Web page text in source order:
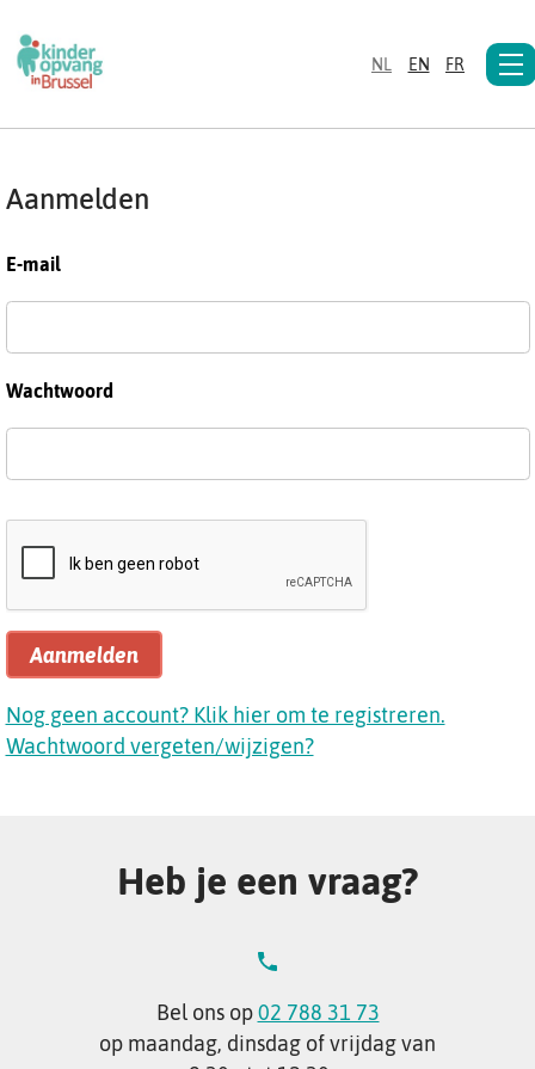
NL EN FR
Aanmelden
E-mail
Wachtwoord
Aanmelden
Nog geen account? Klik hier om te registreren.
Wachtwoord vergeten/wijzigen?
Heb je een vraag?
Bel ons op02 788 31 73
op maandag, dinsdag of vrijdag van